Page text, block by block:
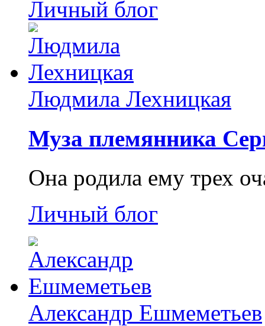
Личный блог
Людмила Лехницкая
Муза племянника
Она родила ему трех
Личный блог
Александр Ешмеметьев